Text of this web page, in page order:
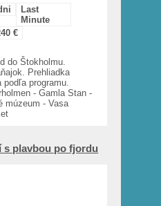
Last
Minute
€
do Štokholmu.
Prehliadka
programu.
- Gamla Stan -
múzeum - Vasa
s plavbou po fjordu